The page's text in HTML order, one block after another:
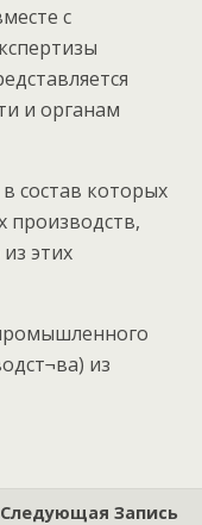
с
и органам
состав которых
производств,
этих
из
Следующая Запись